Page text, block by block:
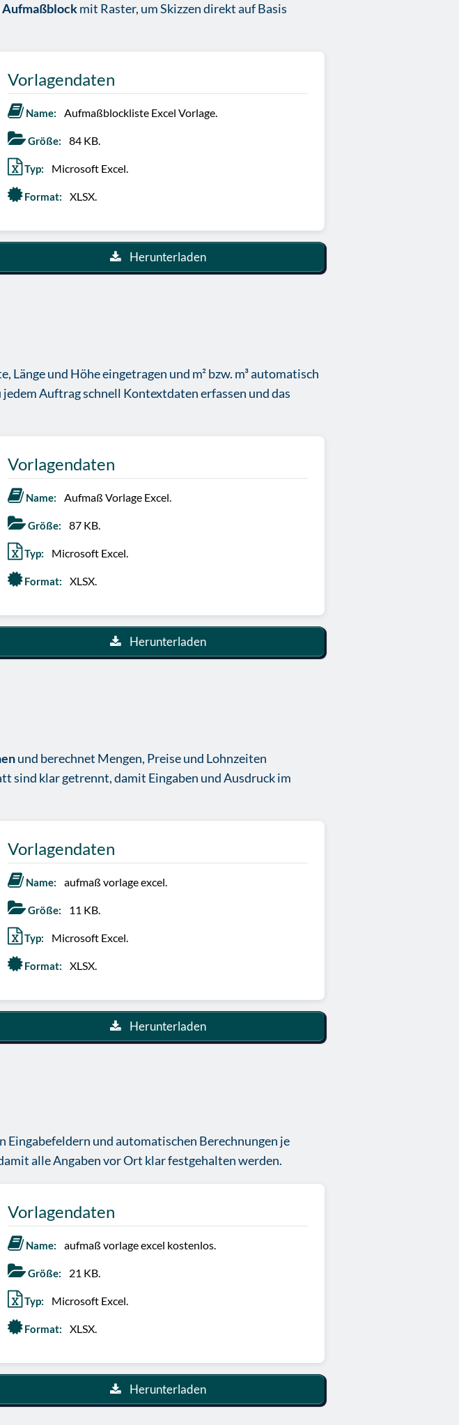
Aufmaßblockmit Raster, um Skizzen direkt auf Basis
Vorlagendaten
Name: Aufmaßblockliste Excel Vorlage.
Größe: 84 KB.
Typ: Microsoft Excel.
Format: XLSX.
Herunterladen
Länge und Höhe eingetragen und m² bzw. m³ automatisch
Auftrag schnell Kontextdaten erfassen und das
Vorlagendaten
Name: Aufmaß Vorlage Excel.
Größe: 87 KB.
Typ: Microsoft Excel.
Format: XLSX.
Herunterladen
und berechnet Mengen, Preise und Lohnzeiten
sind klar getrennt, damit Eingaben und Ausdruck im
Vorlagendaten
Name: aufmaß vorlage excel.
Größe: 11 KB.
Typ: Microsoft Excel.
Format: XLSX.
Herunterladen
Eingabefeldern und automatischen Berechnungen je
alle Angaben vor Ort klar festgehalten werden.
Vorlagendaten
Name: aufmaß vorlage excel kostenlos.
Größe: 21 KB.
Typ: Microsoft Excel.
Format: XLSX.
Herunterladen